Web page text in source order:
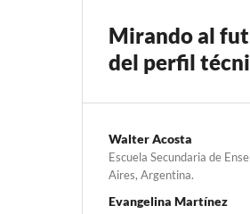
Mirando al
del perfil
Walter Acosta
Escuela Secundaria de
Aires, Argentina.
Evangelina Martínez